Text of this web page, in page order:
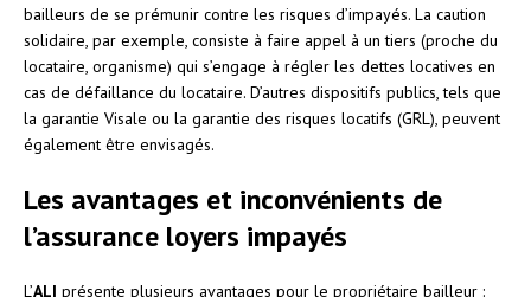
bailleurs de se prémunir contre les risques d’impayés. La caution
solidaire, par exemple, consiste à faire appel à un tiers (proche du
locataire, organisme) qui s’engage à régler les dettes locatives en
cas de défaillance du locataire. D’autres dispositifs publics, tels que
la garantie Visale ou la garantie des risques locatifs (GRL), peuvent
également être envisagés.
Les avantages et inconvénients de
l’assurance loyers impayés
L’ALI présente plusieurs avantages pour le propriétaire bailleur :